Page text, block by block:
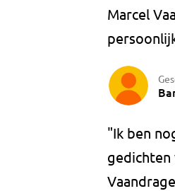
Marcel
"Ik ben
gedichten